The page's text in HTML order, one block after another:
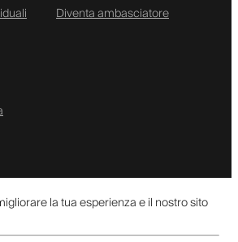
Diventa ambasciatore
la tua esperienza e il nostro sito